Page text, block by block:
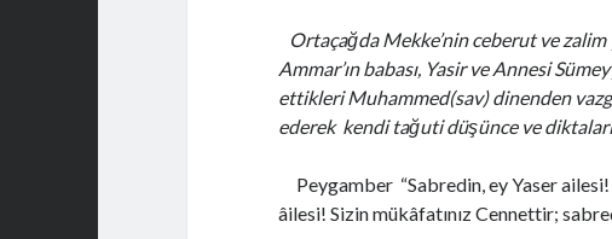
Ortaçağda Mekke’nin ceberut ve
Ammar’ın babası, Yasir ve Annesi
ettikleri Muhammed(sav) dinenden
ederek kendi tağuti düşünce ve
Peygamber “Sabredin, ey Yaser
âilesi! Sizin mükâfatınız Cennettir;